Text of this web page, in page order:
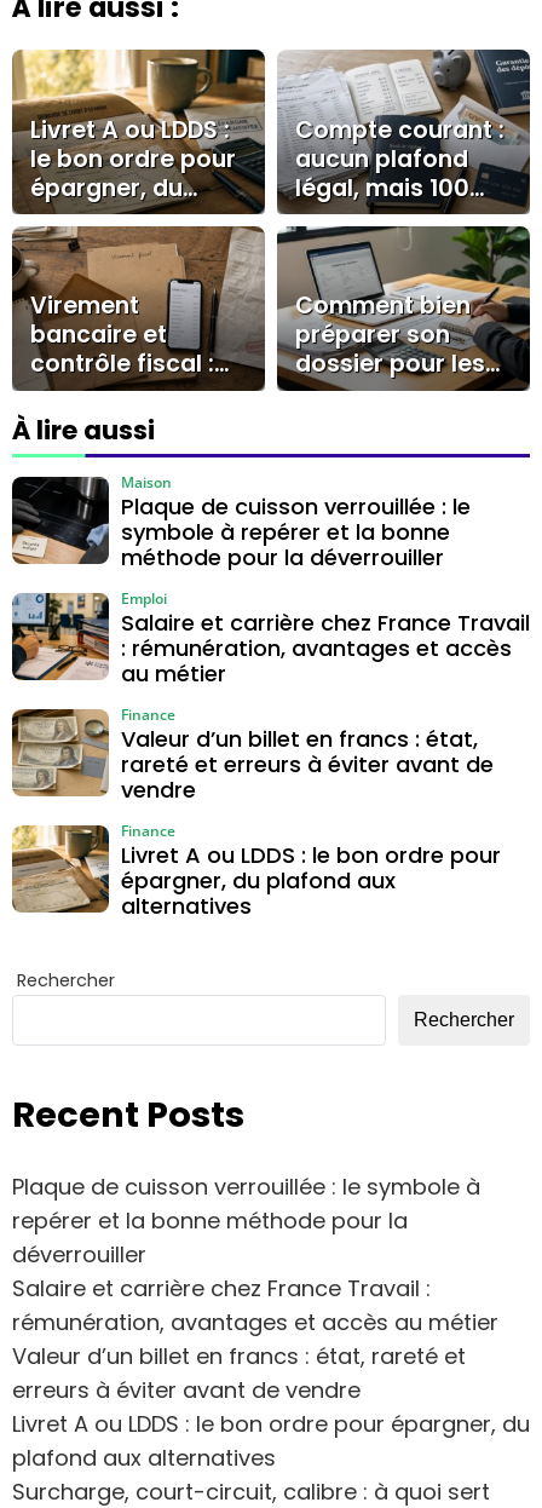
rédactrice et traductrice indépendante spécialisée
Livret A ou LDDS :
le bon ordre pour
épargner, du
plafond aux
alternatives
Compte courant :
aucun plafond
légal, mais 100
000 € à surveiller
Virement
bancaire et
contrôle fiscal :
les montants,
libellés et preuves
qui comptent
Comment bien
préparer son
dossier pour les
prêts à la
À lire aussi
Plaque de cuisson verrouillée : le
symbole à repérer et la bonne
méthode pour la déverrouiller
Maison
Salaire et carrière chez France Travail
: rémunération, avantages et accès
au métier
Emploi
Valeur d’un billet en francs : état,
rareté et erreurs à éviter avant de
vendre
Finance
Livret A ou LDDS : le bon ordre pour
épargner, du plafond aux
alternatives
Finance
Rechercher
Rechercher
Recent Posts
Plaque de cuisson verrouillée : le symbole à
repérer et la bonne méthode pour la
déverrouiller
Salaire et carrière chez France Travail :
rémunération, avantages et accès au métier
Valeur d’un billet en francs : état, rareté et
erreurs à éviter avant de vendre
Livret A ou LDDS : le bon ordre pour épargner, du
plafond aux alternatives
Surcharge, court-circuit, calibre : à quoi sert